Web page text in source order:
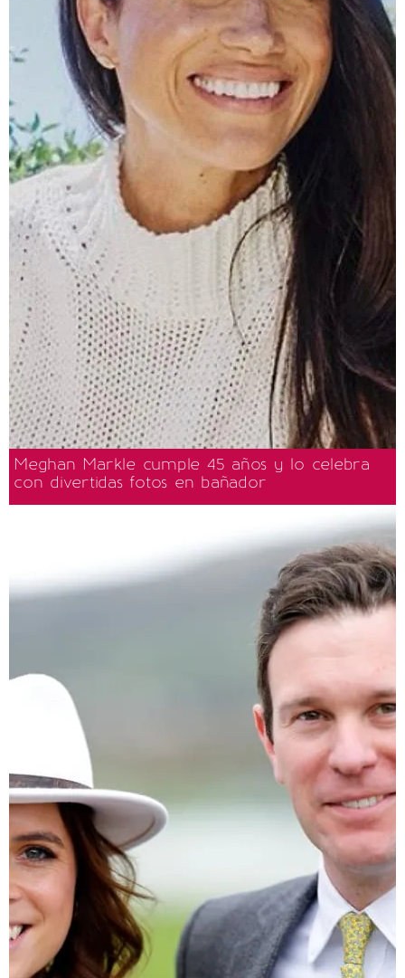
Meghan Markle cumple 45 años y lo celebra
con divertidas fotos en bañador